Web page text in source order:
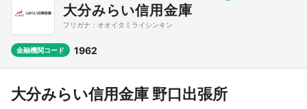
大分みらい信用金庫
フリガナ：オオイタミライシンキン
金融機関コード 1962
大分みらい信用金庫 野口出張所